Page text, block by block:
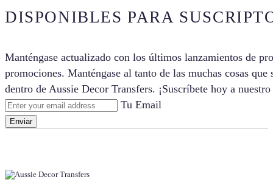
DISPONIBLES PARA
Manténgase actualizado con los últimos lanzamientos de
promociones. Manténgase al tanto de las muchas cosas que
dentro de Aussie Decor Transfers. ¡Suscríbete hoy a
Tu Email
Enviar